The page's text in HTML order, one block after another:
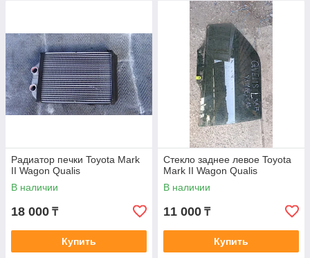
Радиатор печки Toyota Mark
II Wagon Qualis
В наличии
18 000 ₸
Купить
Стекло заднее левое Toyota
Mark II Wagon Qualis
В наличии
11 000 ₸
Купить